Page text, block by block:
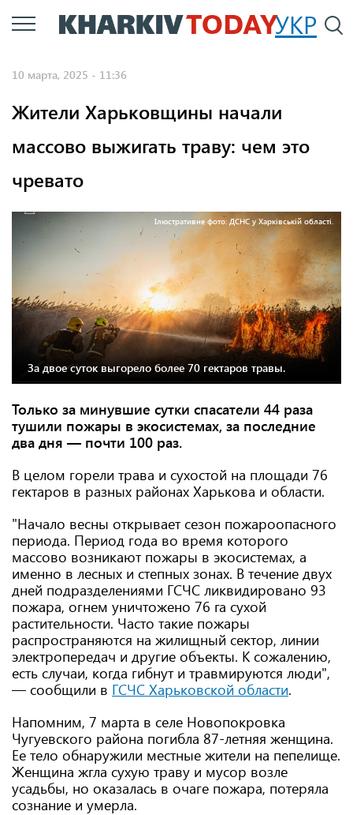
Перейти
к
УКР
10 марта, 2025 - 11:36
Жители Харьковщины начали
массово выжигать траву: чем это
чревато
Ілюстративне фото: ДСНС у Харківській області.
За двое суток выгорело более 70 гектаров травы.
Только за минувшие сутки спасатели 44 раза
тушили пожары в экосистемах, за последние
два дня — почти 100 раз.
В целом горели трава и сухостой на площади 76
гектаров в разных районах Харькова и области.
"Начало весны открывает сезон пожароопасного
периода. Период года во время которого
массово возникают пожары в экосистемах, а
именно в лесных и степных зонах. В течение двух
дней подразделениями ГСЧС ликвидировано 93
пожара, огнем уничтожено 76 га сухой
растительности. Часто такие пожары
распространяются на жилищный сектор, линии
электропередач и другие объекты. К сожалению,
есть случаи, когда гибнут и травмируются люди",
— сообщили в ГСЧС Харьковской области.
Напомним, 7 марта в селе Новопокровка
Чугуевского района погибла 87-летняя женщина.
Ее тело обнаружили местные жители на пепелище.
Женщина жгла сухую траву и мусор возле
усадьбы, но оказалась в очаге пожара, потеряла
сознание и умерла.